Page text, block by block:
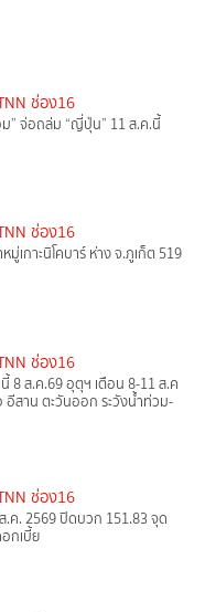
ช่อง16
” จ่อถล่ม “ญี่ปุ่น” 11 ส.ค.นี้
ช่อง16
มู่เกาะนิโคบาร์ ห่าง จ.ภูเก็ต 519
ช่อง16
8 ส.ค.69 อุตุฯ เตือน 8-11 ส.ค
อีสาน ตะวันออก ระวังน้ำท่วม-
ช่อง16
.ค. 2569 ปิดบวก 151.83 จุด
กเบี้ย